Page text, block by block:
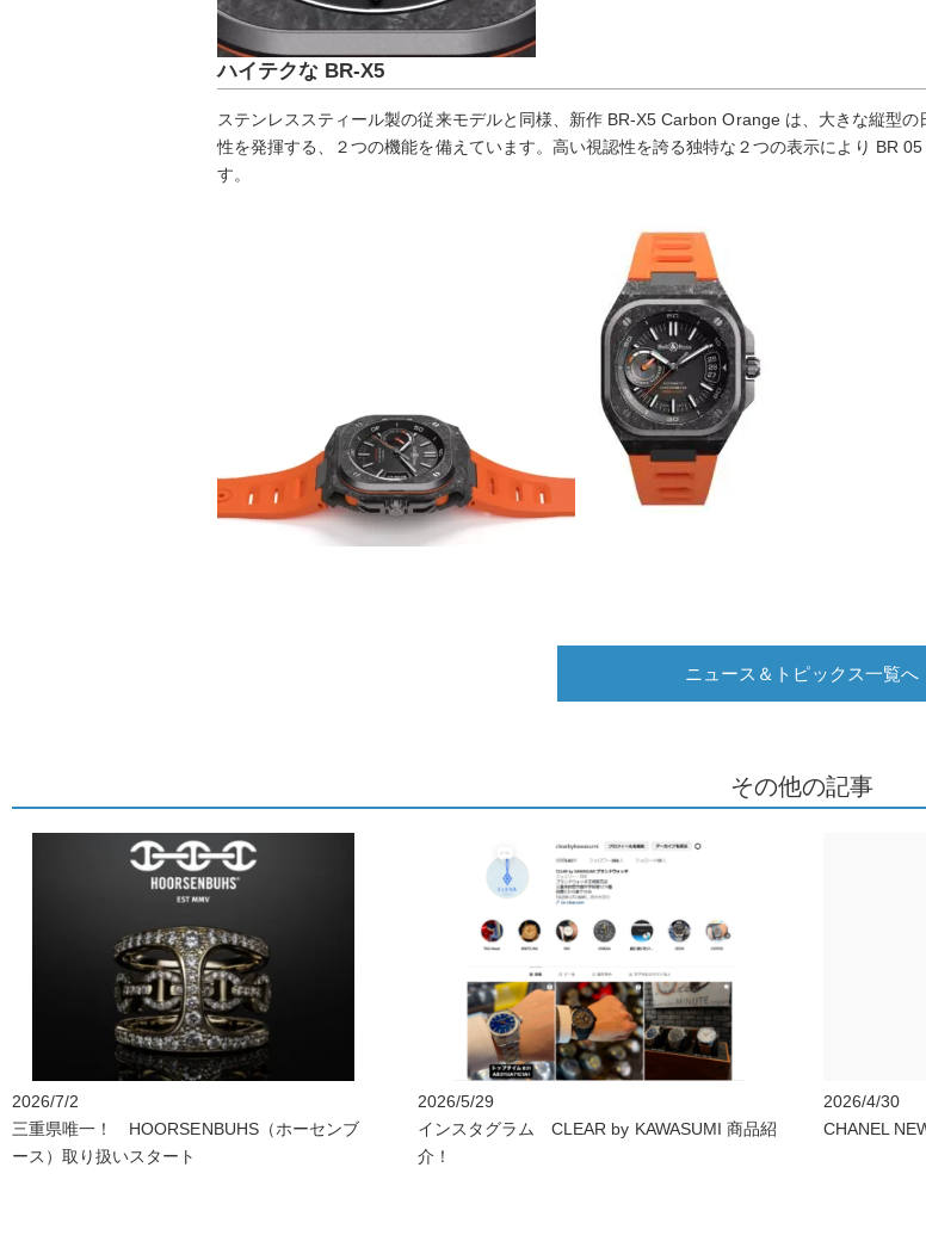
ハイテクな BR-X5
ステンレススティール製の従来モデルと同様、新作 BR-X5 Carbon Orange は、大きな縦型
性を発揮する、２つの機能を備えています。高い視認性を誇る独特な２つの表示により BR
す。
ニュース＆トピックス一覧へ
その他の記事
2026/7/2
三重県唯一！ HOORSENBUHS（ホーセンブ
ース）取り扱いスタート
2026/5/29
インスタグラム CLEAR by KAWASUMI 商品紹
介！
2026/4/30
CHANEL